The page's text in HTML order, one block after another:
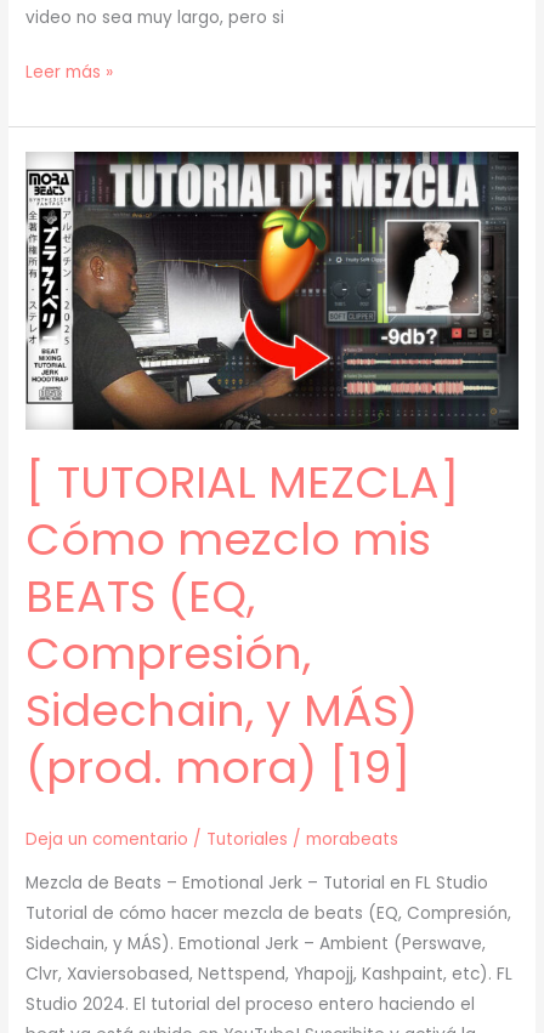
video no sea muy largo, pero si
[
]
Cómo
hacer
JERK
+
AMBIENT
Type
BEATS
con
SAMPLES
(prod.
mora)
Leer más »
[ TUTORIAL MEZCLA]
Cómo mezclo mis
BEATS (EQ,
Compresión,
Sidechain, y MÁS)
(prod. mora) [19]
Deja un comentario / Tutoriales /morabeats
Mezcla de Beats – Emotional Jerk – Tutorial en FL Studio
Tutorial de cómo hacer mezcla de beats (EQ, Compresión,
Sidechain, y MÁS). Emotional Jerk – Ambient (Perswave,
Clvr, Xaviersobased, Nettspend, Yhapojj, Kashpaint, etc). FL
Studio 2024. El tutorial del proceso entero haciendo el